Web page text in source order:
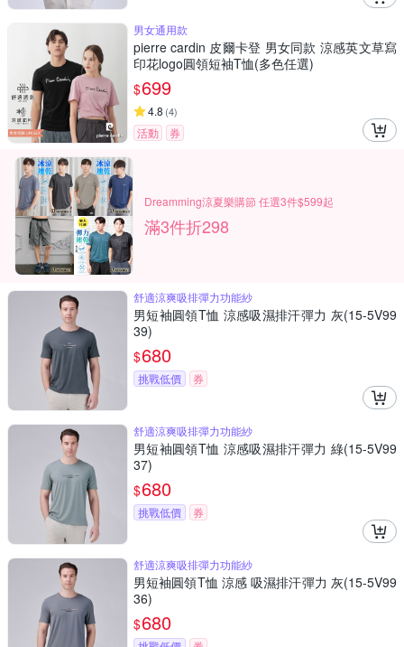
男女通用款
pierre cardin 皮爾卡登 男女同款 涼感英文草寫
印花logo圓領短袖T恤(多色任選)
$699
4.8 (4)
活動 券
Dreamming涼夏樂購節 任選3件$599起
滿3件折298
舒適涼爽吸排彈力功能紗
男短袖圓領T恤 涼感吸濕排汗彈力 灰(15-5V99
39)
$680
挑戰低價 券
舒適涼爽吸排彈力功能紗
男短袖圓領T恤 涼感吸濕排汗彈力 綠(15-5V99
37)
$680
挑戰低價 券
舒適涼爽吸排彈力功能紗
男短袖圓領T恤 涼感 吸濕排汗彈力 灰(15-5V99
36)
$680